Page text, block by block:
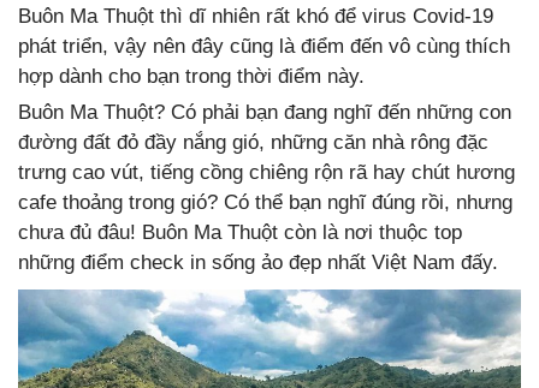
Buôn Ma Thuột thì dĩ nhiên rất khó để virus Covid-19
phát triển, vậy nên đây cũng là điểm đến vô cùng thích
hợp dành cho bạn trong thời điểm này.
Buôn Ma Thuột? Có phải bạn đang nghĩ đến những con
đường đất đỏ đầy nắng gió, những căn nhà rông đặc
trưng cao vút, tiếng cồng chiêng rộn rã hay chút hương
cafe thoảng trong gió? Có thể bạn nghĩ đúng rồi, nhưng
chưa đủ đâu! Buôn Ma Thuột còn là nơi thuộc top
những điểm check in sống ảo đẹp nhất Việt Nam đấy.